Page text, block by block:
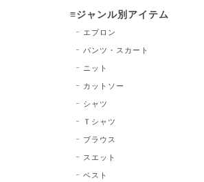
≡ジャンル別アイテム
エプロン
パンツ・スカート
ニット
カットソー
シャツ
Ｔシャツ
ブラウス
スエット
ベスト